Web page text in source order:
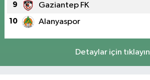
9 Gaziantep FK
10 Alanyaspor
Detaylar için tıklayın